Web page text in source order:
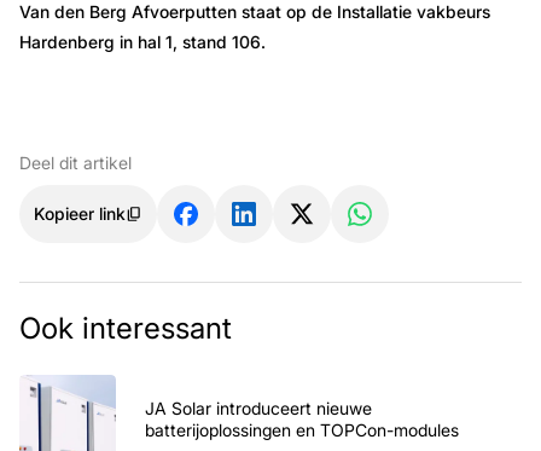
Van den Berg Afvoerputten staat op de Installatie vakbeurs
Hardenberg in hal 1, stand 106.
Deel dit artikel
Kopieer link
Ook interessant
JA Solar introduceert nieuwe
batterijoplossingen en TOPCon-modules